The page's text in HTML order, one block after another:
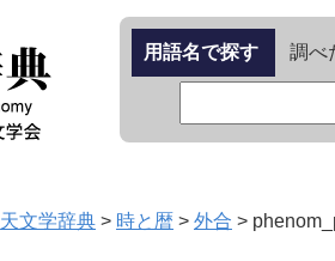
用語名で探す 調べ
天文学辞典 > 時と暦 > 外合 >